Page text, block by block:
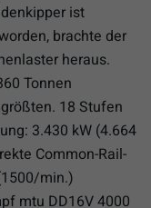
ist
brachte der
heraus.
Tonnen
18 Stufen
3.430 kW (4.664
Common-Rail-
min.)
mtu DD16V 4000